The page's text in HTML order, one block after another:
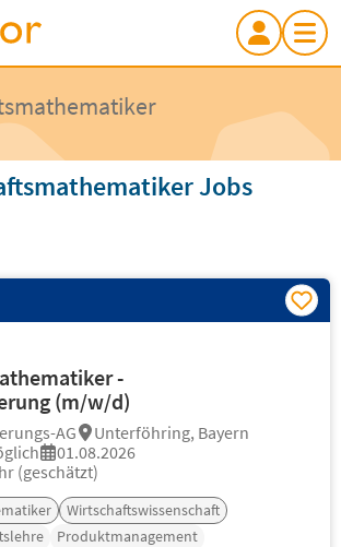
Jobs
-
(m/w/d)
AG
Unterföhring, Bayern
01.08.2026
(geschätzt)
Wirtschaftswissenschaft
Produktmanagement